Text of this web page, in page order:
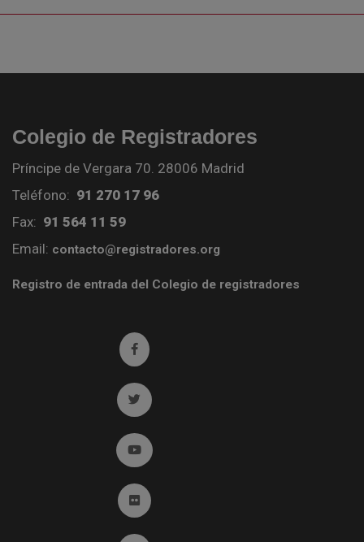
Colegio de Registradores
Príncipe de Vergara 70. 28006 Madrid
Teléfono: 91 270 17 96
Fax: 91 564 11 59
Email: contacto@registradores.org
Registro de entrada del Colegio de registradores
Ir a facebook (abre en ventana nueva)
Ir a twitter (abre en ventana nueva)
Ir a YouTube (abre en ventana nueva)
Ir a Flickr (abre en ventana nueva)